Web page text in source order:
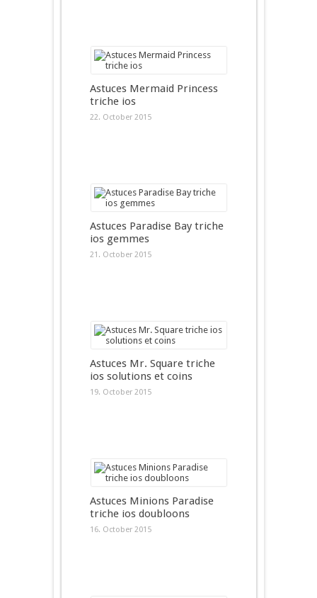
Astuces Mermaid Princess
triche ios
22. October 2015
Astuces Paradise Bay triche
ios gemmes
21. October 2015
Astuces Mr. Square triche
ios solutions et coins
19. October 2015
Astuces Minions Paradise
triche ios doubloons
16. October 2015